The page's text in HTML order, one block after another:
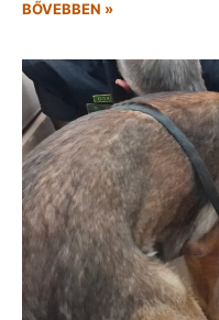
BŐVEBBEN »